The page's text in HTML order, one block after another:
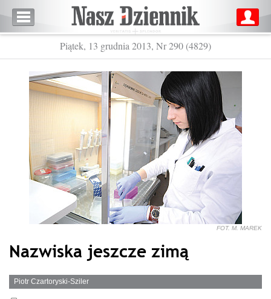
Piątek, 13 grudnia 2013, Nr 290 (4829)
FOT. M. MAREK
Nazwiska jeszcze zimą
Piotr Czartoryski-Sziler